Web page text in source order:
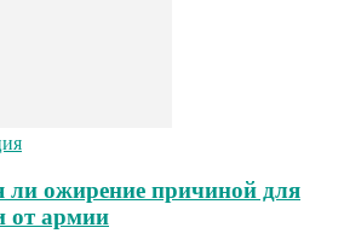
ли ожирение причиной для
от армии